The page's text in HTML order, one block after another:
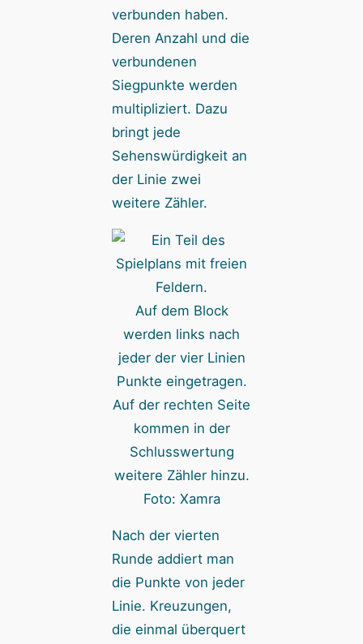
verbunden haben.
Deren Anzahl und die
verbundenen
Siegpunkte werden
multipliziert. Dazu
bringt jede
Sehenswürdigkeit an
der Linie zwei
weitere Zähler.
Auf dem Block
werden links nach
jeder der vier Linien
Punkte eingetragen.
Auf der rechten Seite
kommen in der
Schlusswertung
weitere Zähler hinzu.
Foto: Xamra
Nach der vierten
Runde addiert man
die Punkte von jeder
Linie. Kreuzungen,
die einmal überquert